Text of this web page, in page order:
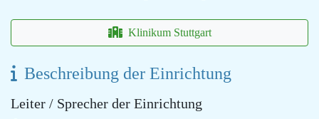
Klinikum Stuttgart
Beschreibung der Einrichtung
Leiter / Sprecher der Einrichtung